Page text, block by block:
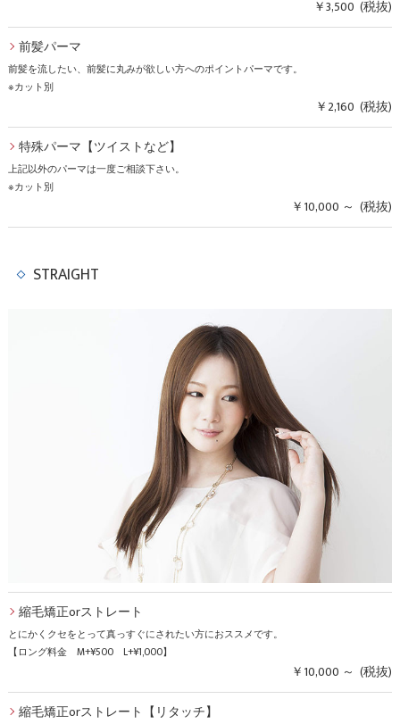
￥3,500 (税抜)
前髪パーマ
前髪を流したい、前髪に丸みが欲しい方へのポイントパーマです。
※カット別
￥2,160 (税抜)
特殊パーマ【ツイストなど】
上記以外のパーマは一度ご相談下さい。
※カット別
￥10,000 ～ (税抜)
STRAIGHT
縮毛矯正orストレート
とにかくクセをとって真っすぐにされたい方におススメです。
【ロング料金 M+¥500 L+¥1,000】
￥10,000 ～ (税抜)
縮毛矯正orストレート【リタッチ】